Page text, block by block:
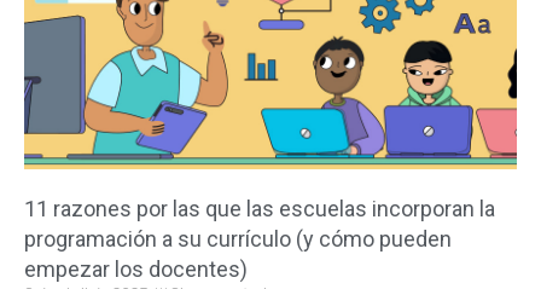
11 razones por las que las escuelas incorporan la
programación a su currículo (y cómo pueden
empezar los docentes)